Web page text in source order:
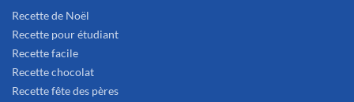
Recette de Noël
Recette pour étudiant
Recette facile
Recette chocolat
Recette fête des pères